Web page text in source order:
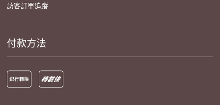
訪客訂單追蹤
付款方法